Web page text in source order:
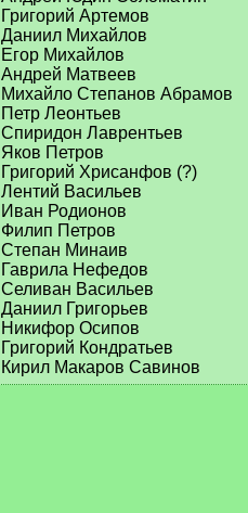
Григорий Артемов
Даниил Михайлов
Егор Михайлов
Андрей Матвеев
Михайло Степанов Абрамов
Петр Леонтьев
Спиридон Лаврентьев
Яков Петров
Григорий Хрисанфов (?)
Лентий Васильев
Иван Родионов
Филип Петров
Степан Минаив
Гаврила Нефедов
Селиван Васильев
Даниил Григорьев
Никифор Осипов
Григорий Кондратьев
Кирил Макаров Савинов
[